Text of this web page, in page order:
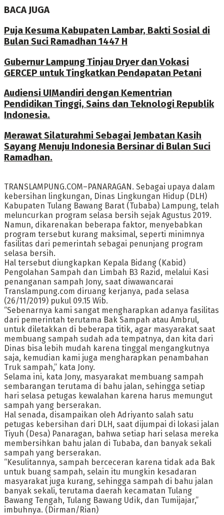
BACA JUGA
Puja Kesuma Kabupaten Lambar, Bakti Sosial di
Bulan Suci Ramadhan 1447 H
Gubernur Lampung Tinjau Dryer dan Vokasi
GERCEP untuk Tingkatkan Pendapatan Petani
Audiensi UIMandiri dengan Kementrian
Pendidikan Tinggi, Sains dan Teknologi Republik
Indonesia.
Merawat Silaturahmi Sebagai Jembatan Kasih
Sayang Menuju Indonesia Bersinar di Bulan Suci
Ramadhan.
TRANSLAMPUNG.COM–PANARAGAN. Sebagai upaya dalam
kebersihan lingkungan, Dinas Lingkungan Hidup (DLH)
Kabupaten Tulang Bawang Barat (Tubaba) Lampung, telah
meluncurkan program selasa bersih sejak Agustus 2019.
Namun, dikarenakan beberapa faktor, menyebabkan
program tersebut kurang maksimal, seperti minimnya
fasilitas dari pemerintah sebagai penunjang program
selasa bersih.
Hal tersebut diungkapkan Kepala Bidang (Kabid)
Pengolahan Sampah dan Limbah B3 Razid, melalui Kasi
penanganan sampah Jony, saat diwawancarai
Translampung.com diruang kerjanya, pada selasa
(26/11/2019) pukul 09.15 Wib.
“Sebenarnya kami sangat mengharapkan adanya fasilitas
dari pemerintah terutama Bak Sampah atau Ambrul,
untuk diletakkan di beberapa titik, agar masyarakat saat
membuang sampah sudah ada tempatnya, dan kita dari
Dinas bisa lebih mudah karena tinggal mengangkutnya
saja, kemudian kami juga mengharapkan penambahan
Truk sampah,” kata Jony.
Selama ini, kata Jony, masyarakat membuang sampah
sembarangan terutama di bahu jalan, sehingga setiap
hari selasa petugas kewalahan karena harus memungut
sampah yang berserakan.
Hal senada, disampaikan oleh Adriyanto salah satu
petugas kebersihan dari DLH, saat dijumpai di lokasi jalan
Tiyuh (Desa) Panaragan, bahwa setiap hari selasa mereka
membersihkan bahu jalan di Tubaba, dan banyak sekali
sampah yang berserakan.
“Kesulitannya, sampah berceceran karena tidak ada Bak
untuk buang sampah, selain itu mungkin kesadaran
masyarakat juga kurang, sehingga sampah di bahu jalan
banyak sekali, terutama daerah kecamatan Tulang
Bawang Tengah, Tulang Bawang Udik, dan Tumijajar,”
imbuhnya. (Dirman/Rian)